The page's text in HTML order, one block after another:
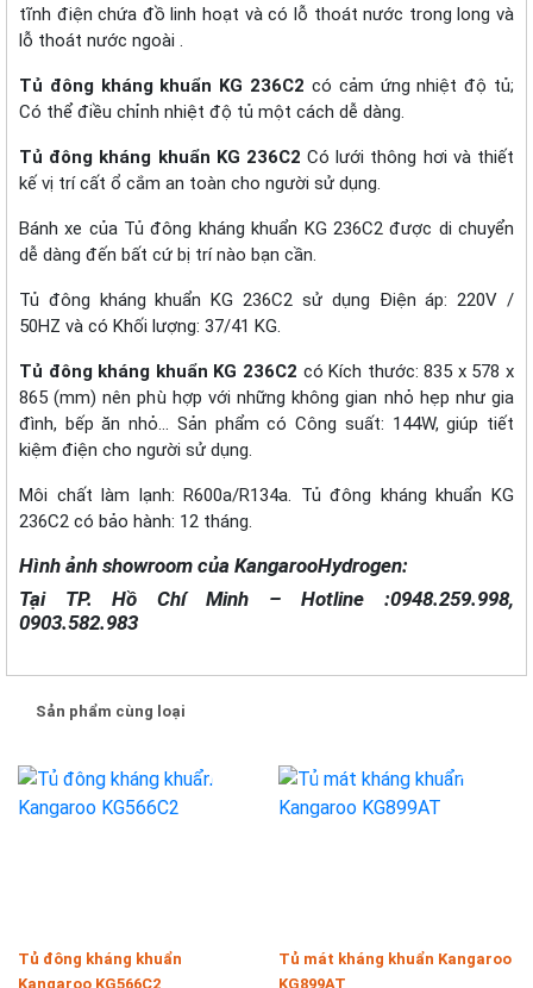
tĩnh điện chứa đồ linh hoạt và có lỗ thoát nước trong long và
lỗ thoát nước ngoài .
Tủ đông kháng khuẩn KG 236C2 có cảm ứng nhiệt độ tủ;
Có thể điều chỉnh nhiệt độ tủ một cách dễ dàng.
Tủ đông kháng khuẩn KG 236C2 Có lưới thông hơi và thiết
kế vị trí cất ổ cắm an toàn cho người sử dụng.
Bánh xe của Tủ đông kháng khuẩn KG 236C2 được di chuyển
dễ dàng đến bất cứ bị trí nào bạn cần.
Tủ đông kháng khuẩn KG 236C2 sử dụng Điện áp: 220V /
50HZ và có Khối lượng: 37/41 KG.
Tủ đông kháng khuẩn KG 236C2 có Kích thước: 835 x 578 x
865 (mm) nên phù hợp với những không gian nhỏ hẹp như gia
đình, bếp ăn nhỏ… Sản phẩm có Công suất: 144W, giúp tiết
kiệm điện cho người sử dụng.
Môi chất làm lạnh: R600a/R134a. Tủ đông kháng khuẩn KG
236C2 có bảo hành: 12 tháng.
Hình ảnh showroom của KangarooHydrogen:
Tại TP. Hồ Chí Minh – Hotline :0948.259.998,
0903.582.983
Sản phẩm cùng loại
-16%
Tủ đông kháng khuẩn
Kangaroo KG566C2
-10%
Tủ mát kháng khuẩn Kangaroo
KG899AT